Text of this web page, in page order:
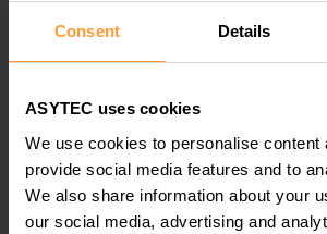
Consent Details
ASYTEC uses cookies
We use cookies to personalise content
provide social media features and to
We also share information about your
our social media, advertising and
Indicators).
Notre réunion hebdomadaire les
fait un point sur la production en
Projet, Achats, Production, Qualité.